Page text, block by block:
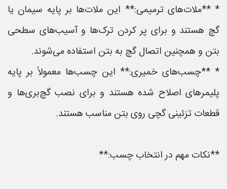
* **ملات‌های ترمیمی:** این ملات‌ها بر پایه سیمان یا
گچ هستند و برای پر کردن ترک‌ها و آسیب‌های سطحی
بتن و همچنین اتصال گچ به بتن استفاده می‌شوند.
* **چسب‌های خمیری:** این چسب‌ها معمولاً بر پایه
پلیمرهای اصلاح شده هستند و برای نصب گچ‌بری‌ها و
قطعات تزئینی گچی روی بتن مناسب هستند.
**نکات مهم در انتخاب چسب:**